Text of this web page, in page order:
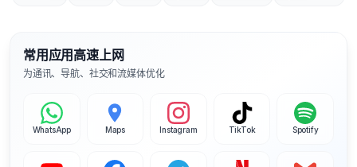
常用应用高速上网
为通讯、导航、社交和流媒体优化
WhatsApp Maps Instagram TikTok Spotify